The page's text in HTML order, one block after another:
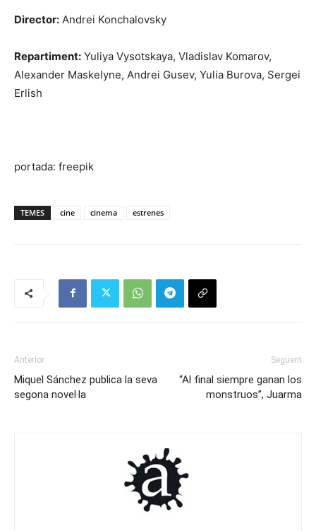
Director: Andrei Konchalovsky
Repartiment: Yuliya Vysotskaya, Vladislav Komarov,
Alexander Maskelyne, Andrei Gusev, Yulia Burova, Sergei
Erlish
portada: freepik
TEMES cine cinema estrenes
Anterior
Miquel Sánchez publica la seva
segona novel·la
Següent
“Al final siempre ganan los
monstruos”, Juarma